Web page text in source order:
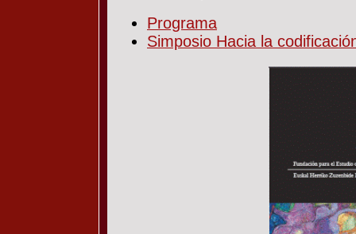
Programa
Simposio Hacia la